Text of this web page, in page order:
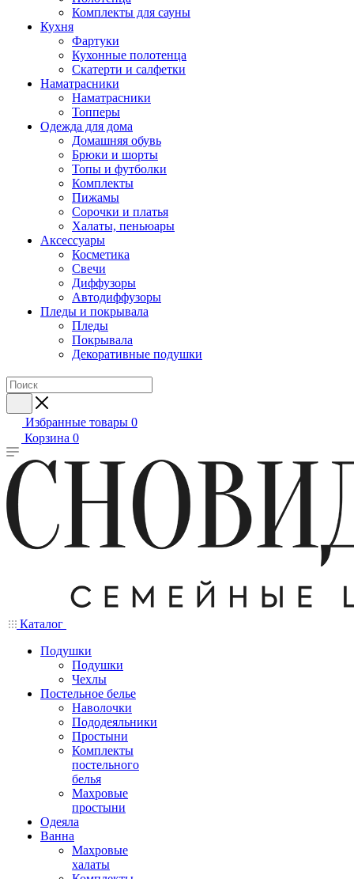
Комплекты для сауны
Кухня
Фартуки
Кухонные полотенца
Скатерти и салфетки
Наматрасники
Наматрасники
Топперы
Одежда для дома
Домашняя обувь
Брюки и шорты
Топы и футболки
Комплекты
Пижамы
Сорочки и платья
Халаты, пеньюары
Аксессуары
Косметика
Свечи
Диффузоры
Автодиффузоры
Пледы и покрывала
Пледы
Покрывала
Декоративные подушки
Избранные товары 0
Корзина 0
Каталог
Подушки
Подушки
Чехлы
Постельное белье
Наволочки
Пододеяльники
Простыни
Комплекты
постельного
белья
Махровые
простыни
Одеяла
Ванна
Махровые
халаты